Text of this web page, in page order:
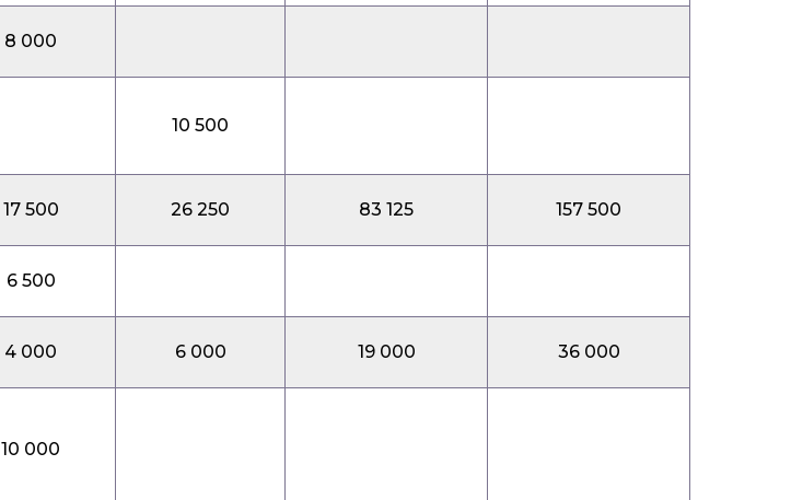
8 000
10 500
17 500 26 250 83 125 157 500
6 500
4 000 6 000 19 000 36 000
10 000